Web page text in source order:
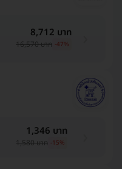
8,712 บาท
16,570 บาท -47%
1,346 บาท
1,580 บาท -15%